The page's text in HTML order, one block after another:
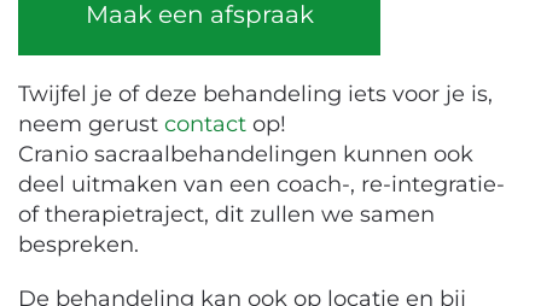
Maak een afspraak
Twijfel je of deze behandeling iets voor je is,
neem gerust contact op!
Cranio sacraalbehandelingen kunnen ook
deel uitmaken van een coach-, re-integratie-
of therapietraject, dit zullen we samen
bespreken.
De behandeling kan ook op locatie en bij